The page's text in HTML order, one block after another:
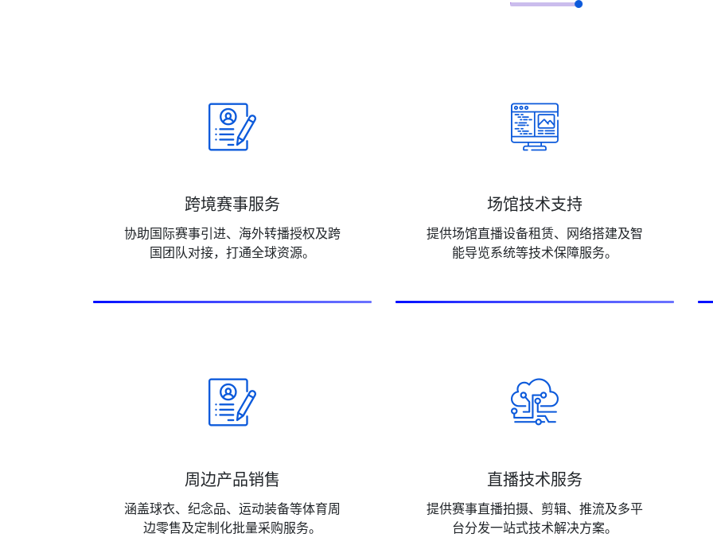
跨境赛事服务
协助国际赛事引进、海外转播授权及跨
国团队对接，打通全球资源。
场馆技术支持
提供场馆直播设备租赁、网络搭建及智
能导览系统等技术保障服务。
周边产品销售
涵盖球衣、纪念品、运动装备等体育周
边零售及定制化批量采购服务。
直播技术服务
提供赛事直播拍摄、剪辑、推流及多平
台分发一站式技术解决方案。